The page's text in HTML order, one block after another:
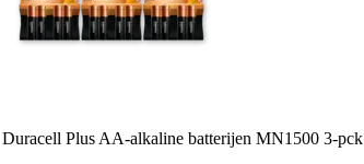
Duracell Plus AA-alkaline batterijen MN1500 3-pck